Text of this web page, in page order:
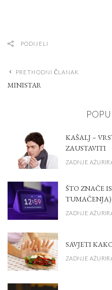
PODIJELI
PRETHODNI ČLANAK
MINISTAR
KAŠALJ –
ZAUSTAVITI
ZADNJE
ŠTO ZNAČE
TUMAČENJA)
ZADNJE
SAVJETI
ZADNJE